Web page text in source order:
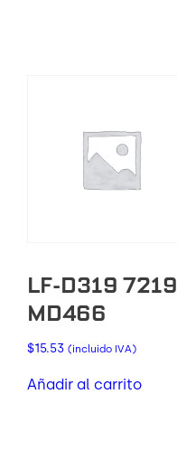
LF-D319 7219
MD466
$15.53 (incluido IVA)
Añadir al carrito